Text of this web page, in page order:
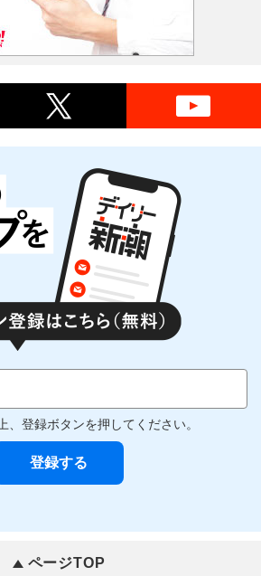
、登録ボタンを押してください。
ページTOP